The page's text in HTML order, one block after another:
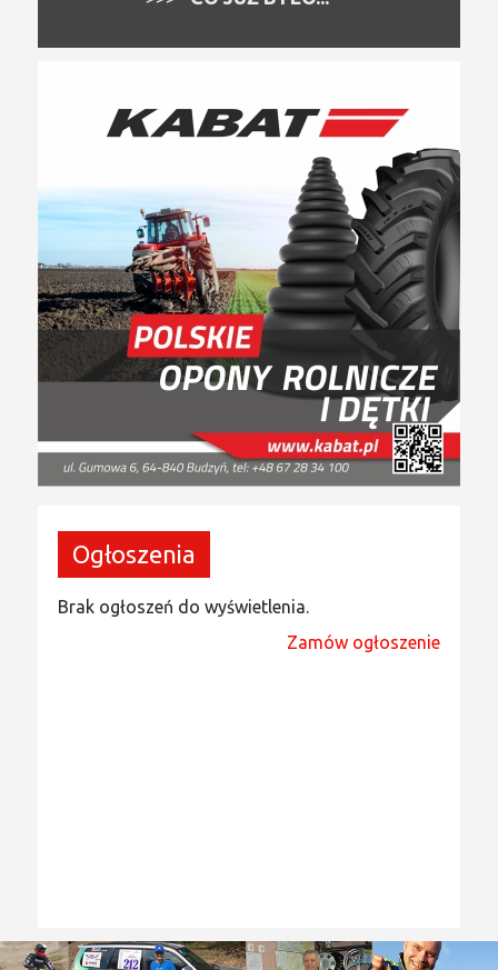
Ogłoszenia
Brak ogłoszeń do wyświetlenia.
Zamów ogłoszenie